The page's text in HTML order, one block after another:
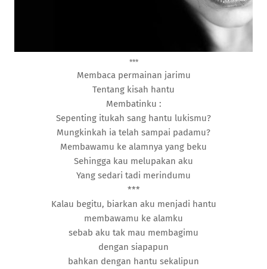
***
Membaca permainan jarimu
Tentang kisah hantu
Membatinku :
Sepenting itukah sang hantu lukismu?
Mungkinkah ia telah sampai padamu?
Membawamu ke alamnya yang beku
Sehingga kau melupakan aku
Yang sedari tadi merindumu
***
Kalau begitu, biarkan aku menjadi hantu
membawamu ke alamku
sebab aku tak mau membagimu
dengan siapapun
bahkan dengan hantu sekalipun